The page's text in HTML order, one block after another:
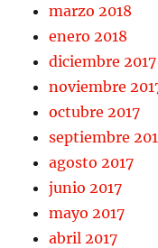
marzo 2018
enero 2018
diciembre 2017
noviembre
octubre 2017
septiembre
agosto 2017
junio 2017
mayo 2017
abril 2017